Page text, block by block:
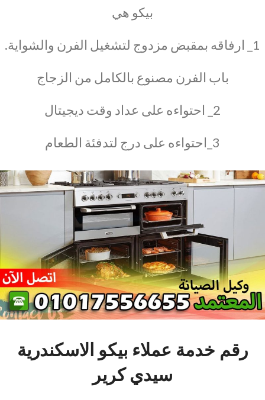
بيكو هي
1_ ارفاقه بمقبض مزدوج لتشغيل الفرن والشواية.
باب الفرن مصنوع بالكامل من الزجاج
2_ احتواءه على عداد وقت ديجيتال
3_احتواءه على درج لتدفئة الطعام
رقم خدمة عملاء بيكو الاسكندرية
سيدي كرير